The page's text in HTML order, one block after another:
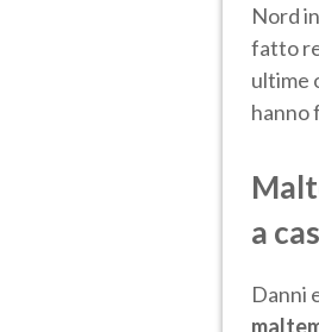
Nord
fatto
ultime
hanno
a
Danni